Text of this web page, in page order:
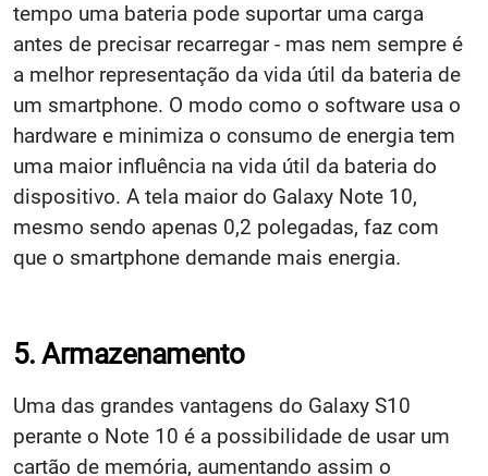
tempo uma bateria pode suportar uma carga
antes de precisar recarregar - mas nem sempre é
a melhor representação da vida útil da bateria de
um smartphone. O modo como o software usa o
hardware e minimiza o consumo de energia tem
uma maior influência na vida útil da bateria do
dispositivo. A tela maior do Galaxy Note 10,
mesmo sendo apenas 0,2 polegadas, faz com
que o smartphone demande mais energia.
5. Armazenamento
Uma das grandes vantagens do Galaxy S10
perante o Note 10 é a possibilidade de usar um
cartão de memória, aumentando assim o